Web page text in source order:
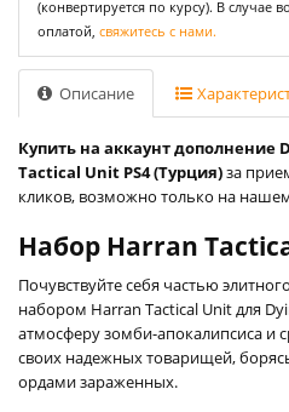
(конвертируется по курсу). В случае
оплатой, свяжитесь с нами.
Описание
Купить на аккаунт дополнение
Tactical Unit PS4 (Турция)за
кликов, возможно только на
Набор Harran
Почувствуйте себя частью
набором Harran Tactical Unit для
атмосферу зомби-апокалипсиса и
своих надежных товарищей,
ордами зараженных.